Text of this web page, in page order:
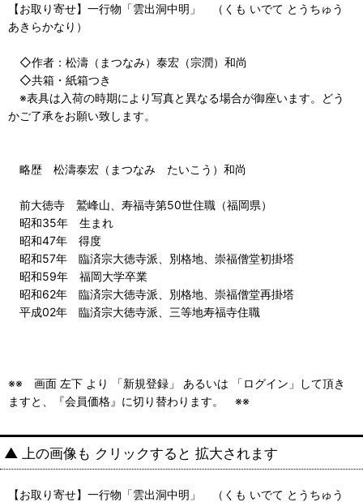
【お取り寄せ】一行物「雲出洞中明」 （くも いでて とうちゅう
あきらかなり）
◇作者：松濤（まつなみ）泰宏（宗潤）和尚
◇共箱・紙箱つき
※表具は入荷の時期により写真と異なる場合が御座います。どう
かご了承をお願い致します。
略歴 松濤泰宏（まつなみ たいこう）和尚
前大徳寺 鷲峰山、寿福寺第50世住職（福岡県）
昭和35年 生まれ
昭和47年 得度
昭和57年 臨済宗大徳寺派、別格地、崇福僧堂初掛塔
昭和59年 福岡大学卒業
昭和62年 臨済宗大徳寺派、別格地、崇福僧堂再掛塔
平成02年 臨済宗大徳寺派、三等地寿福寺住職
※※ 画面 左下 より 「新規登録」 あるいは 「ログイン」して頂き
ますと、『会員価格』に切り替わります。 ※※
▲ 上の画像も クリックすると 拡大されます
【お取り寄せ】一行物「雲出洞中明」 （くも いでて とうちゅう